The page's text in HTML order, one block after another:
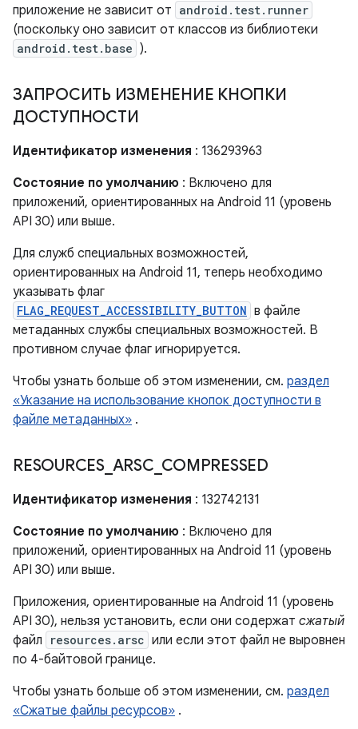
приложение не зависит от android.test.runner
(поскольку оно зависит от классов из библиотеки
android.test.base ).
ЗАПРОСИТЬ ИЗМЕНЕНИЕ КНОПКИ
ДОСТУПНОСТИ
Идентификатор изменения : 136293963
Состояние по умолчанию : Включено для
приложений, ориентированных на Android 11 (уровень
API 30) или выше.
Для служб специальных возможностей,
ориентированных на Android 11, теперь необходимо
указывать флаг
FLAG_REQUEST_ACCESSIBILITY_BUTTON в файле
метаданных службы специальных возможностей. В
противном случае флаг игнорируется.
Чтобы узнать больше об этом изменении, см. раздел
«Указание на использование кнопок доступности в
файле метаданных» .
RESOURCES_ ARSC COMPRESSED
Идентификатор изменения : 132742131
Состояние по умолчанию : Включено для
приложений, ориентированных на Android 11 (уровень
API 30) или выше.
Приложения, ориентированные на Android 11 (уровень
API 30), нельзя установить, если они содержат сжатый
файл
resources.arsc или если этот файл не выровнен
по 4-байтовой границе.
Чтобы узнать больше об этом изменении, см. раздел
«Сжатые файлы ресурсов» .